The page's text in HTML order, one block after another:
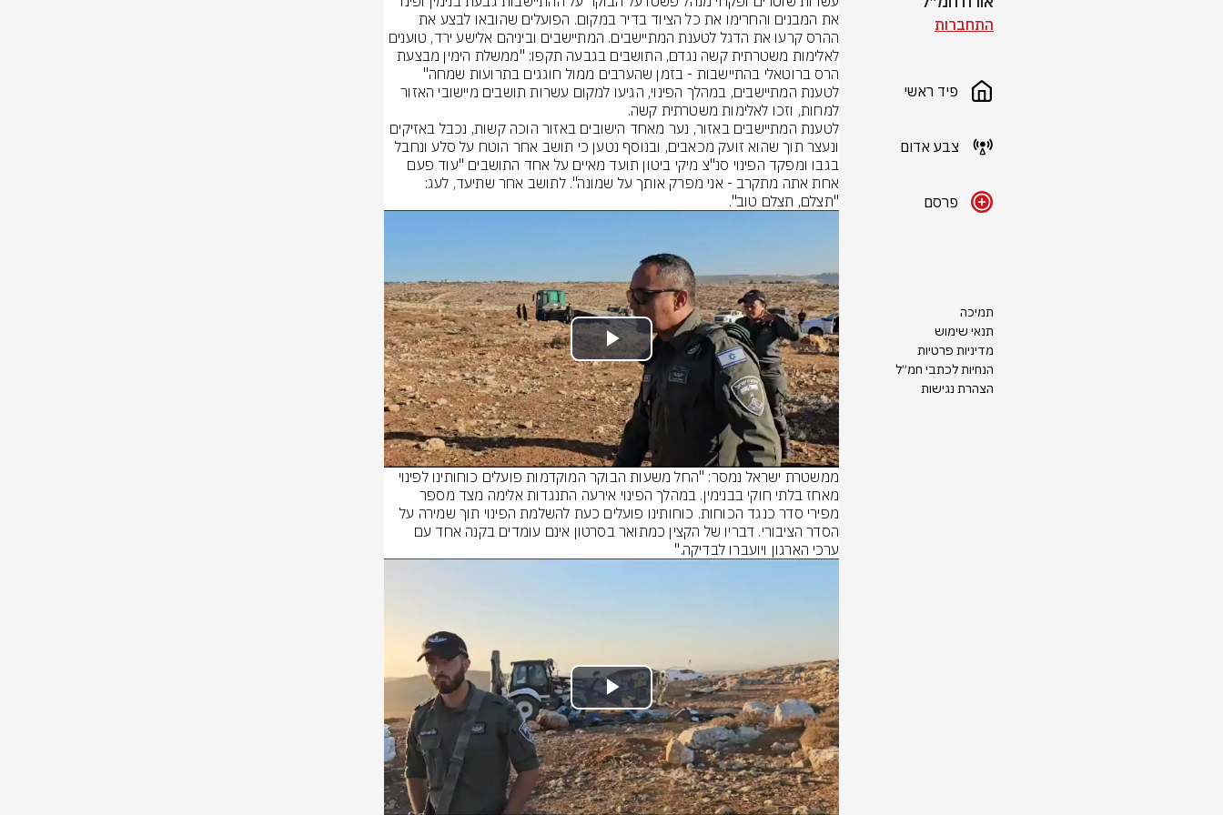
התחברות
פיד ראשי
צבע אדום
פרסם
תמיכה
תנאי שימוש
מדיניות פרטיות
הנחיות לכתבי חמ״ל
הצהרת נגישות
את המבנים והחרימו את כל הציוד בדיר במקום. הפועלים שהובאו לבצע את
לאלימות משטרתית קשה נגדם, התושבים בגבעה תקפו: "ממשלת הימין מבצעת
הרס ברוטאלי בהתיישבות - בזמן שהערבים ממול חוגגים בתרועות שמחה"
לטענת המתיישבים, במהלך הפינוי, הגיעו למקום עשרות תושבים מיישובי האזור
ונעצר תוך שהוא זועק מכאבים, ובנוסף נטען כי תושב אחר הוטח על סלע ונחבל
"תצלם, תצלם טוב".
Play
Video
מפירי סדר כנגד הכוחות. כוחותינו פועלים כעת להשלמת הפינוי תוך שמירה על
ערכי הארגון ויועברו לבדיקה."
Play
Video